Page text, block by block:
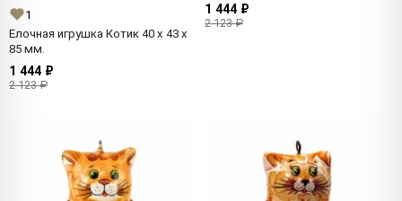
1
Елочная игрушка Котик 40 x 43 x
85 мм.
1 444 ₽
2 123 ₽
1 444 ₽
2 123 ₽